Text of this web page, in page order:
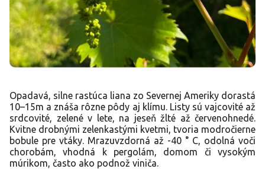
Opadavá, silne rastúca liana zo Severnej Ameriky dorastá
10–15m a znáša rôzne pôdy aj klímu. Listy sú vajcovité až
srdcovité, zelené v lete, na jeseň žlté až červenohnedé.
Kvitne drobnými zelenkastými kvetmi, tvoria modročierne
bobule pre vtáky. Mrazuvzdorná až -40 ° C, odolná voči
chorobám, vhodná k pergolám, domom či vysokým
múrikom, často ako podnož viniča.